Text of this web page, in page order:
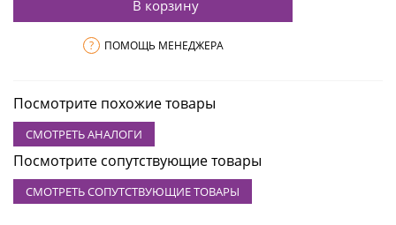
В корзину
? ПОМОЩЬ МЕНЕДЖЕРА
Посмотрите похожие товары
СМОТРЕТЬ АНАЛОГИ
Посмотрите сопутствующие товары
СМОТРЕТЬ СОПУТСТВУЮЩИЕ ТОВАРЫ